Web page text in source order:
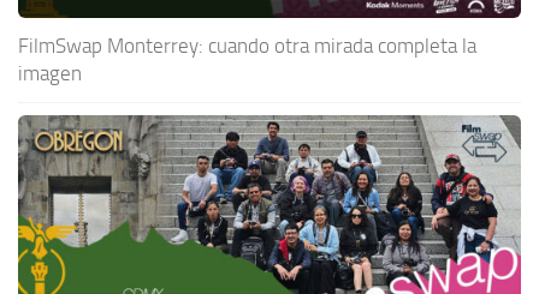
FilmSwap Monterrey: cuando otra mirada completa la
imagen